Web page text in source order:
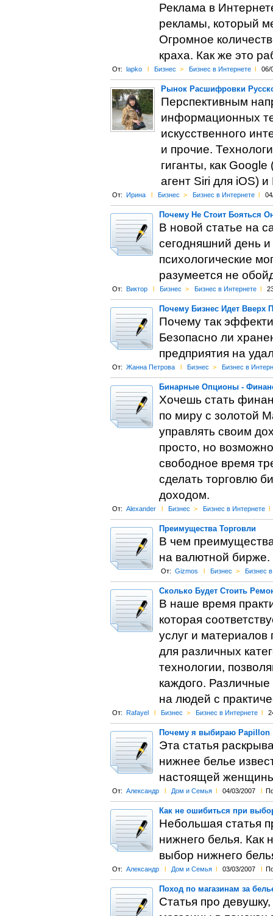
Реклама в
рекламы, который
Огромное
краха. Как же это
От: lapko l Бизнес > Бизнес в Интернете l 06/
Рынок Расшифровки
Перспективным
информационных
искусственного
и прочие.
гиганты, как
агент Siri для iOS)
От: Ирина l Бизнес > Бизнес в Интернете l
Почему Не Стоит Бояться
В новой статье на
сегодняшний день и
психологические
разумеется не
От: Виктор l Бизнес > Бизнес в Интернете l
Почему Бизнес Идет Вверх
Почему так
Безопасно ли
предприятия на
От: Жанна Петрова l Бизнес > Бизнес в
Бинарные Опционы -
Хочешь стать
по миру с золотой
управлять своим
просто, но
свободное время
сделать торговлю
доходом.
От: Alexander l Бизнес > Бизнес в Интернете l
Преимущества Торговли
В чем
на валютной бирже.
От: Gizmos l Бизнес > Бизнес
Сколько Будет Стоить
В наше время
которая
услуг и материалов
для различных
технологии,
каждого.
на людей с
От: Rafayel l Бизнес > Бизнес в Интернете l
Почему я выбираю Papillon
Эта статья
нижнее белье
настоящей
От: Александр l Дом и Семья l 04/03/2007 l
Как не ошибиться при
Небольшая статья
нижнего белья. Как
выбор нижнего
От: Александр l Дом и Семья l 03/03/2007 l
Поход по магазинам за
Статья про